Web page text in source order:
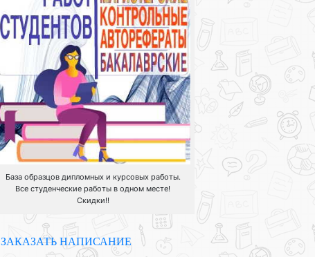
База образцов дипломных и курсовых работы.
Все студенческие работы в одном месте!
Скидки!!
ЗАКАЗАТЬ НАПИСАНИЕ